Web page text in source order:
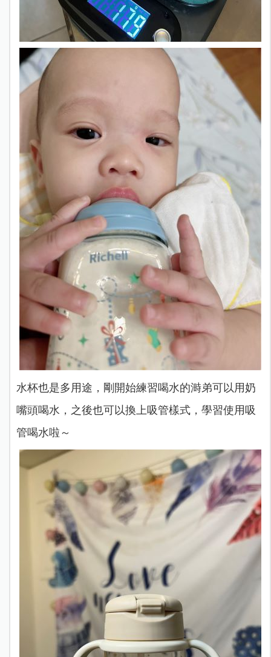
水杯也是多用途，剛開始練習喝水的溡弟可以用奶
嘴頭喝水，之後也可以換上吸管樣式，學習使用吸
管喝水啦～